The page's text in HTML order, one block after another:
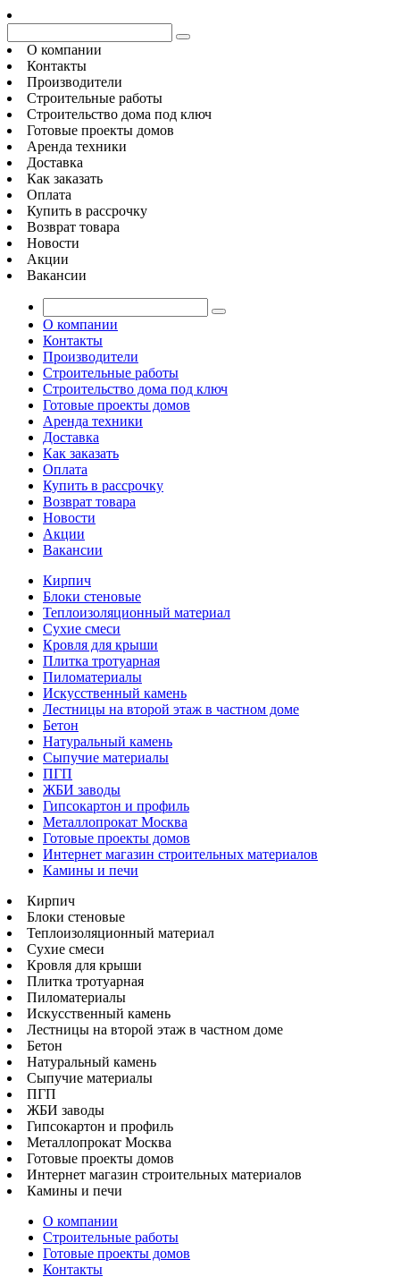
О компании
Контакты
Производители
Строительные работы
Строительство дома под ключ
Готовые проекты домов
Аренда техники
Доставка
Как заказать
Оплата
Купить в рассрочку
Возврат товара
Новости
Акции
Вакансии
О компании
Контакты
Производители
Строительные работы
Строительство дома под ключ
Готовые проекты домов
Аренда техники
Доставка
Как заказать
Оплата
Купить в рассрочку
Возврат товара
Новости
Акции
Вакансии
Кирпич
Блоки стеновые
Теплоизоляционный материал
Сухие смеси
Кровля для крыши
Плитка тротуарная
Пиломатериалы
Искусственный камень
Лестницы на второй этаж в частном доме
Бетон
Натуральный камень
Сыпучие материалы
ПГП
ЖБИ заводы
Гипсокартон и профиль
Металлопрокат Москва
Готовые проекты домов
Интернет магазин строительных материалов
Камины и печи
Кирпич
Блоки стеновые
Теплоизоляционный материал
Сухие смеси
Кровля для крыши
Плитка тротуарная
Пиломатериалы
Искусственный камень
Лестницы на второй этаж в частном доме
Бетон
Натуральный камень
Сыпучие материалы
ПГП
ЖБИ заводы
Гипсокартон и профиль
Металлопрокат Москва
Готовые проекты домов
Интернет магазин строительных материалов
Камины и печи
О компании
Строительные работы
Готовые проекты домов
Контакты